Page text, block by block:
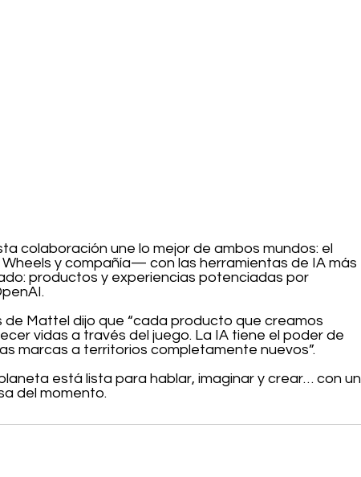
colaboración une lo mejor de ambos mundos: el
Wheels y compañía— con las herramientas de IA más
productos y experiencias potenciadas por
de Mattel dijo que “cada producto que creamos
vidas a través del juego. La IA tiene el poder de
marcas a territorios completamente nuevos”.
está lista para hablar, imaginar y crear… con un
del momento.